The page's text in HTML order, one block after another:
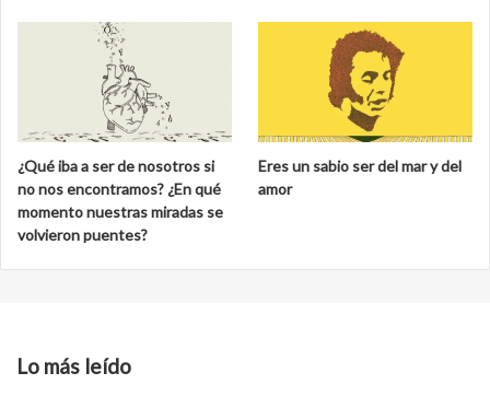
¿Qué iba a ser de nosotros si
no nos encontramos? ¿En qué
momento nuestras miradas se
volvieron puentes?
Eres un sabio ser del mar y del
amor
Lo más leído